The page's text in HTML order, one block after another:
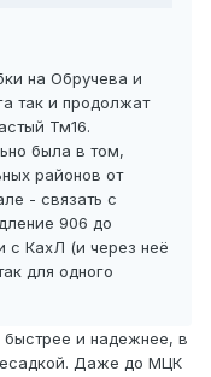
на Обручева и
так и продолжат
Тм16.
была в том,
районов от
- связать с
906 до
с КахЛ (и через неё
для одного
и надежнее, в
Даже до МЦК